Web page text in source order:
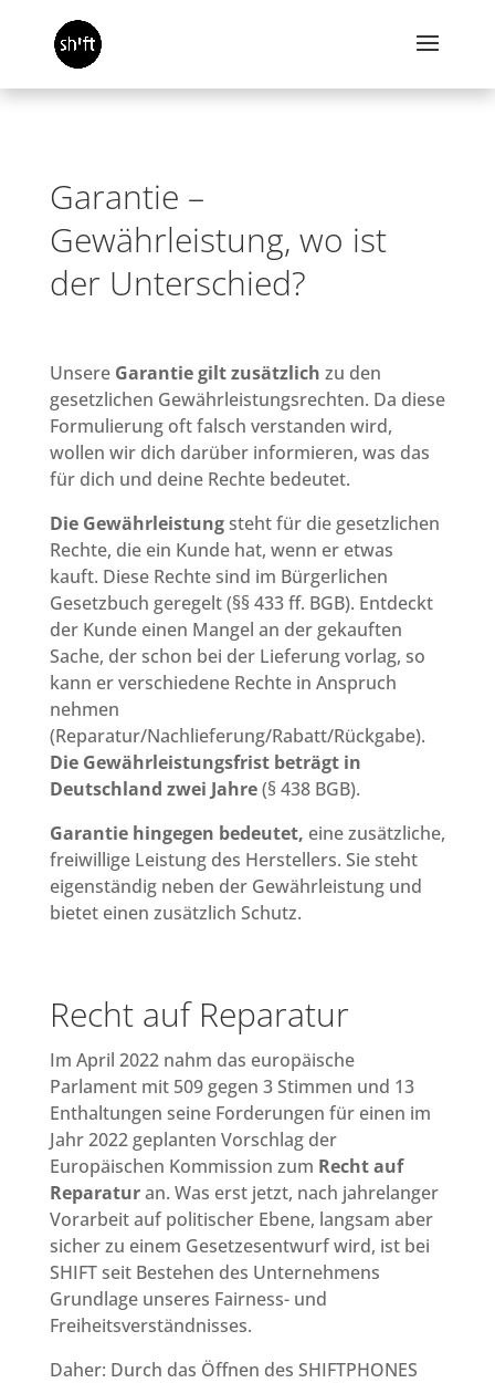
Garantie –
Gewährleistung, wo ist
der Unterschied?
Unsere Garantie gilt zusätzlich zu den
gesetzlichen Gewährleistungsrechten. Da diese
Formulierung oft falsch verstanden wird,
wollen wir dich darüber informieren, was das
für dich und deine Rechte bedeutet.
Die Gewährleistungsteht für die gesetzlichen
Rechte, die ein Kunde hat, wenn er etwas
kauft. Diese Rechte sind im Bürgerlichen
Gesetzbuch geregelt (§§ 433 ff. BGB). Entdeckt
der Kunde einen Mangel an der gekauften
Sache, der schon bei der Lieferung vorlag, so
kann er verschiedene Rechte in Anspruch
nehmen
(Reparatur/Nachlieferung/Rabatt/Rückgabe).
Die Gewährleistungsfrist beträgt in
Deutschland zwei Jahre(§ 438 BGB).
Garantie hingegen bedeutet, eine zusätzliche,
freiwillige Leistung des Herstellers. Sie steht
eigenständig neben der Gewährleistung und
bietet einen zusätzlich Schutz.
Recht auf Reparatur
Im April 2022 nahm das europäische
Parlament mit 509 gegen 3 Stimmen und 13
Enthaltungen seine Forderungen für einen im
Jahr 2022 geplanten Vorschlag der
Europäischen Kommission zum Recht auf
Reparaturan. Was erst jetzt, nach jahrelanger
Vorarbeit auf politischer Ebene, langsam aber
sicher zu einem Gesetzesentwurf wird, ist bei
SHIFT seit Bestehen des Unternehmens
Grundlage unseres Fairness- und
Freiheitsverständnisses.
Daher: Durch das Öffnen des SHIFTPHONES